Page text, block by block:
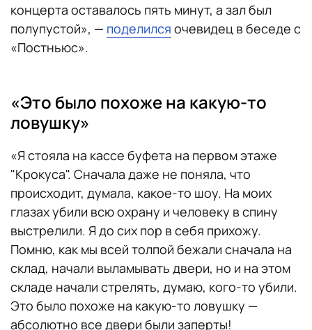
концерта оставалось пять минут, а зал был
полупустой», — поделился очевидец в беседе с
«Постньюс».
«Это было похоже на какую-то
ловушку»
«Я стояла на кассе буфета на первом этаже
"Крокуса". Сначала даже не поняла, что
происходит, думала, какое-то шоу. На моих
глазах убили всю охрану и человеку в спину
выстрелили. Я до сих пор в себя прихожу.
Помню, как мы всей толпой бежали сначала на
склад, начали выламывать двери, но и на этом
складе начали стрелять, думаю, кого-то убили.
Это было похоже на какую-то ловушку —
абсолютно все двери были заперты!